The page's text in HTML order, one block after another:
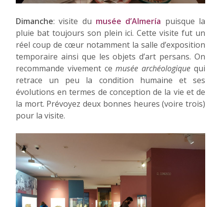
Dimanche: visite du musée d’Almería puisque la
pluie bat toujours son plein ici. Cette visite fut un
réel coup de cœur notamment la salle d’exposition
temporaire ainsi que les objets d’art persans. On
recommande vivement cemusée archéologique qui
retrace un peu la condition humaine et ses
évolutions en termes de conception de la vie et de
la mort. Prévoyez deux bonnes heures (voire trois)
pour la visite.